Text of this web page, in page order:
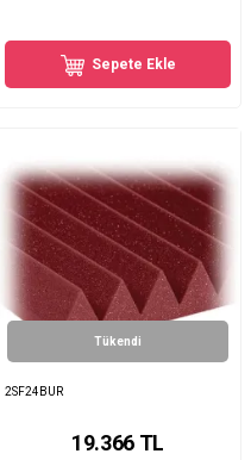
Sepete Ekle
Tükendi
2SF24BUR
19.366TL